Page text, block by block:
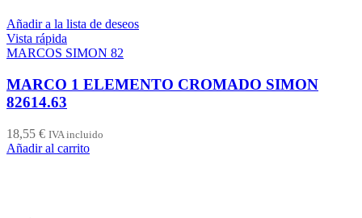
Añadir a la lista de deseos
Vista rápida
MARCOS SIMON 82
MARCO 1 ELEMENTO CROMADO SIMON
82614.63
18,55 € IVA incluido
Añadir al carrito